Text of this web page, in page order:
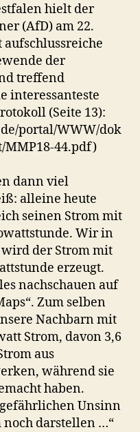
hielt der
(AfD) am 22.
aufschlussreiche
der
treffend
interessanteste
(Seite 13):
portal/WWW/dok
44.pdf)
dann viel
alleine heute
seinen Strom mit
Wir in
der Strom mit
erzeugt.
nachschauen auf
Zum selben
Nachbarn mit
Strom, davon 3,6
aus
während sie
haben.
Unsinn
darstellen …“